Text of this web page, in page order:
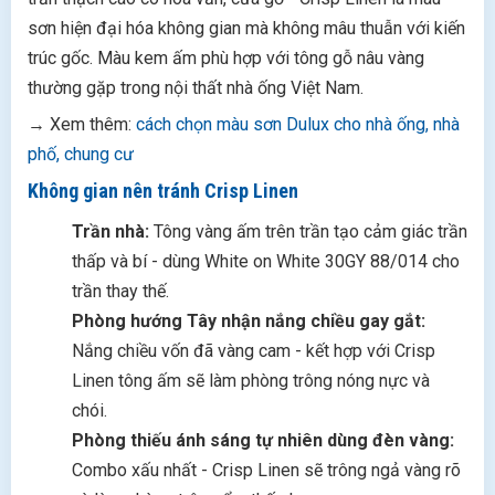
sơn hiện đại hóa không gian mà không mâu thuẫn với kiến
trúc gốc. Màu kem ấm phù hợp với tông gỗ nâu vàng
thường gặp trong nội thất nhà ống Việt Nam.
→ Xem thêm: cách chọn màu sơn Dulux cho nhà ống, nhà
phố, chung cư
Không gian nên tránh Crisp Linen
Trần nhà: Tông vàng ấm trên trần tạo cảm giác trần
thấp và bí - dùng White on White 30GY 88/014 cho
trần thay thế.
Phòng hướng Tây nhận nắng chiều gay gắt:
Nắng chiều vốn đã vàng cam - kết hợp với Crisp
Linen tông ấm sẽ làm phòng trông nóng nực và
chói.
Phòng thiếu ánh sáng tự nhiên dùng đèn vàng:
Combo xấu nhất - Crisp Linen sẽ trông ngả vàng rõ